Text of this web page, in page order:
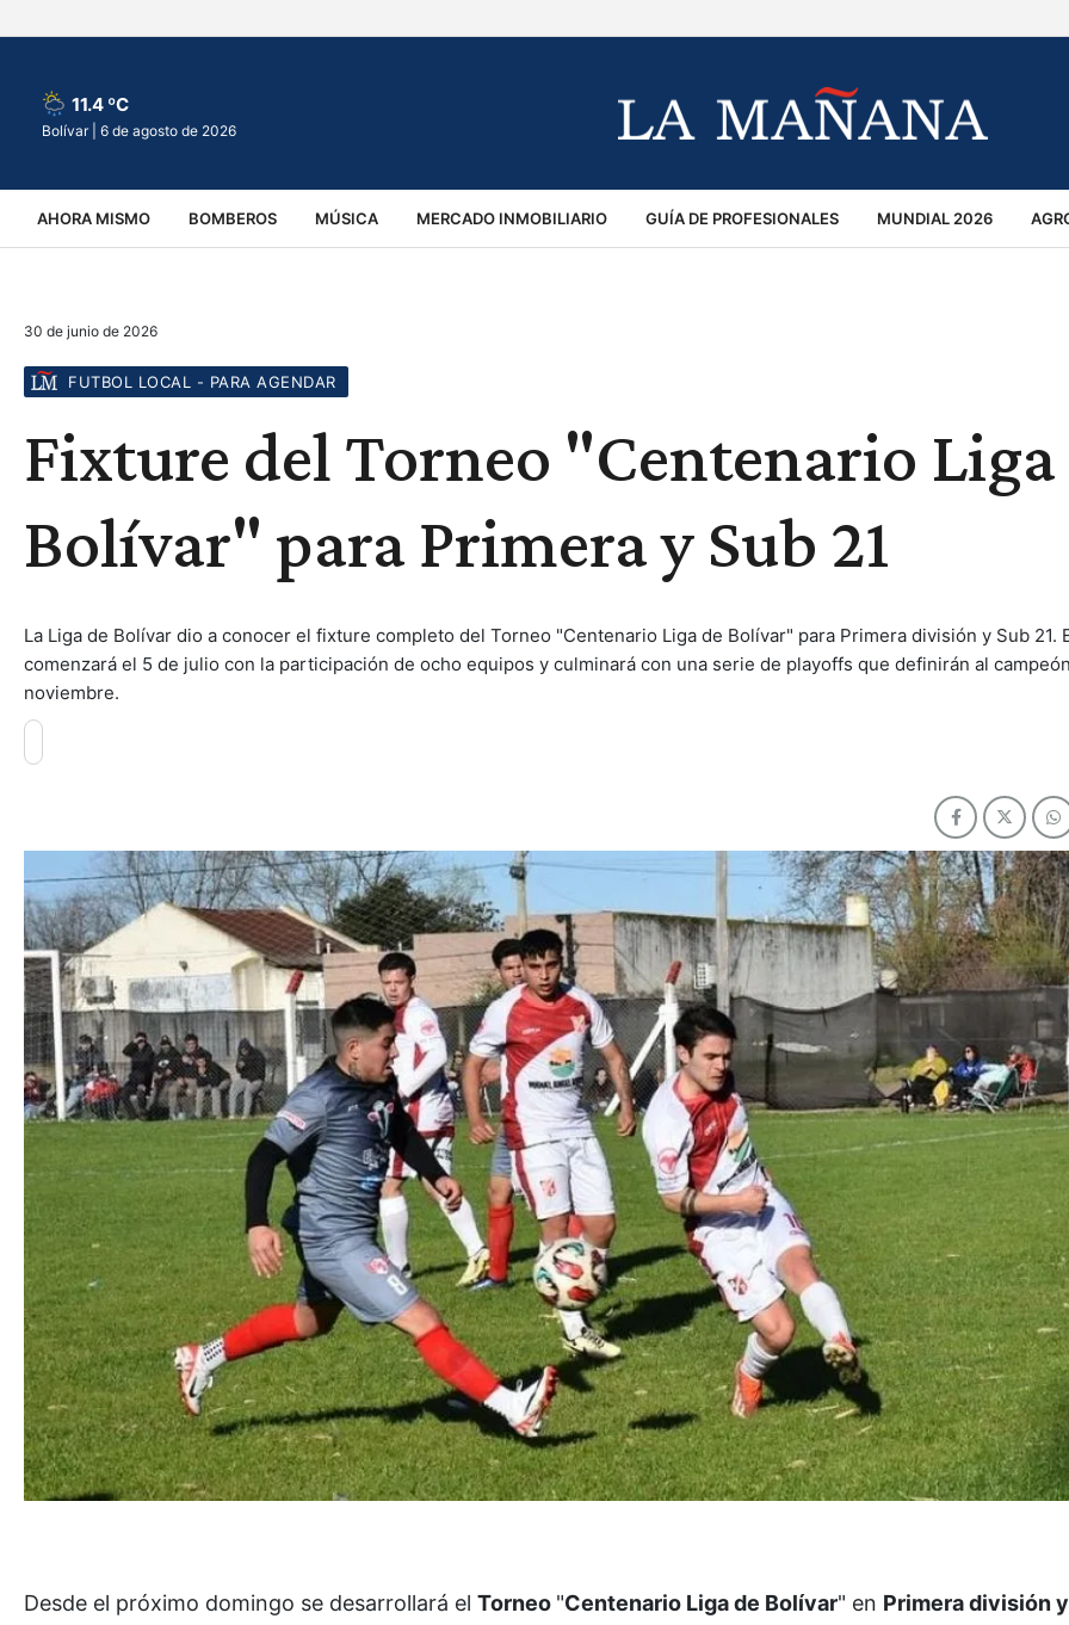
11.4 ºC
Bolívar | 6 de agosto de 2026
AHORA MISMO BOMBEROS MÚSICA MERCADO INMOBILIARIO GUÍA DE PROFESIONALES MUNDIAL 2026
VIRALES ACCIDENTES
30 de junio de 2026
FUTBOL LOCAL - PARA AGENDAR
Fixture del Torneo "Centenario Liga
Bolívar" para Primera y Sub 21
La Liga de Bolívar dio a conocer el fixture completo del Torneo "Centenario Liga de Bolívar" para Primera división y Sub 21.
comenzará el 5 de julio con la participación de ocho equipos y culminará con una serie de playoffs que definirán al
noviembre.
Desde el próximo domingo se desarrollará el Torneo "Centenario Liga de Bolívar" en Primera división